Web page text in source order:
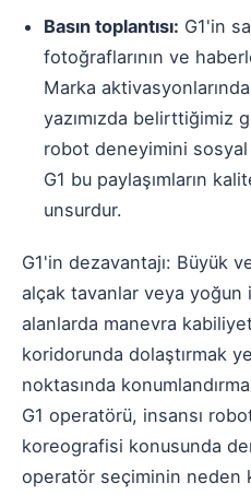
Basın toplantısı: G1'in
fotoğraflarının ve
Marka
yazımızda belirttiğimiz
robot deneyimini
G1 bu paylaşımların
unsurdur.
G1'in dezavantajı: Büyük
alçak tavanlar veya yoğun
alanlarda manevra kabiliyeti
koridorunda dolaştırmak
noktasında
G1 operatörü, insansı
koreografisi konusunda
operatör seçiminin neden